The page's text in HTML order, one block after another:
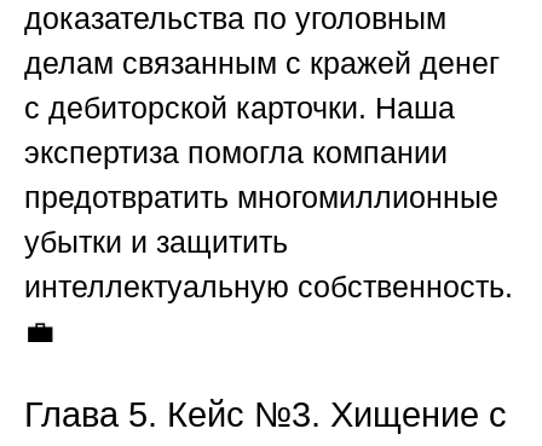
доказательства по уголовным
делам связанным с кражей денег
с дебиторской карточки. Наша
экспертиза помогла компании
предотвратить многомиллионные
убытки и защитить
интеллектуальную собственность.
💼
Глава 5. Кейс №3. Хищение с